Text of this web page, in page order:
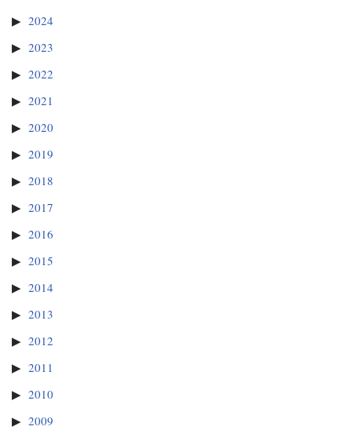
2024
2023
2022
2021
2020
2019
2018
2017
2016
2015
2014
2013
2012
2011
2010
2009